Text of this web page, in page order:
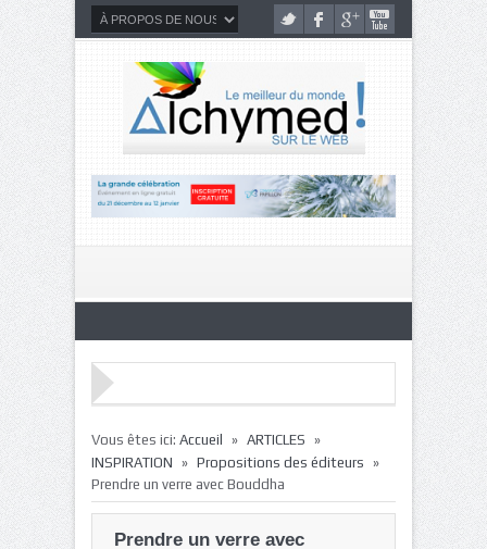
Vous êtes ici: Accueil » ARTICLES »
INSPIRATION » Propositions des éditeurs »
Prendre un verre avec Bouddha
Prendre un verre avec